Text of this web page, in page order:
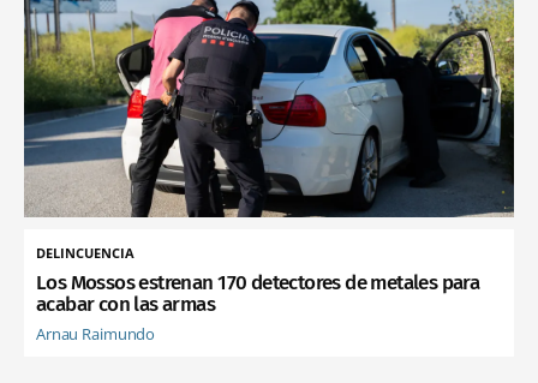
DELINCUENCIA
Los Mossos estrenan 170 detectores de metales para
acabar con las armas
Arnau Raimundo